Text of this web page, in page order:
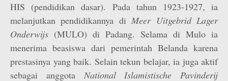
HIS (pendidikan dasar). Pada tahun 1923-1927, ia
melanjutkan pendidikannya diMeer Uitgebrid Lager
Onderwijs (MULO) di Padang. Selama di Mulo ia
menerima beasiswa dari pemerintah Belanda karena
prestasinya yang baik. Selain tekun belajar, ia juga aktif
sebagai anggota National Islamistische Pavinderij